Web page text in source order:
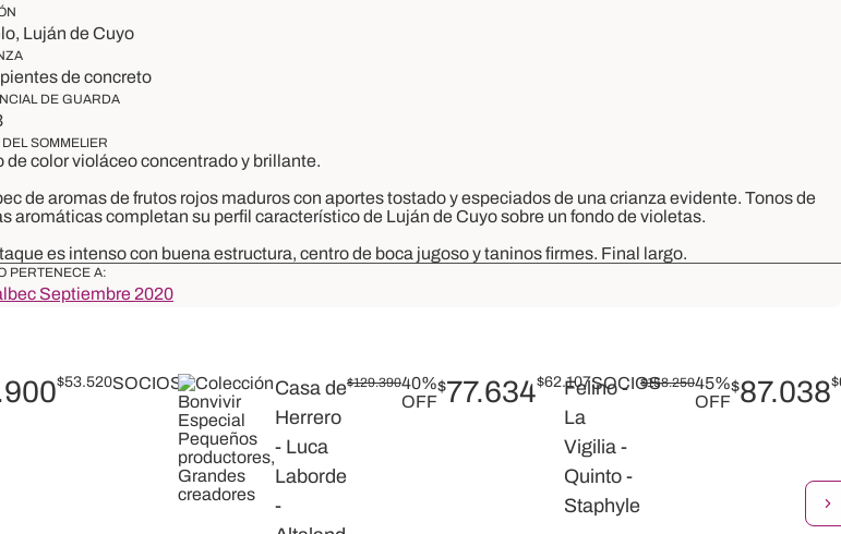
Luján de Cuyo
de concreto
DE GUARDA
DEL SOMMELIER
de colorvioláceoconcentradoy brillante.
de aromas de frutos rojos maduros con aportes tostado y especiadosde una crianza evidente. Tonos de
aromáticascompletan su perfil característicode Luján de Cuyo sobre un fondo de violetas.
es intenso con buena estructura, centro de boca jugoso y taninosfirmes. Final largo.
PERTENECE A:
Septiembre 2020
$53.520SOCIOS
Casa de
Herrero
- Luca
Laborde
-
$129.39040%
OFF
$77.634$62.107SOCIOS
Felino -
La
Vigilia -
Quinto -
Staphyle
$158.25045%
OFF
$87.038$